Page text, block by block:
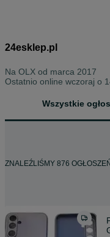
24esklep.pl
Na OLX od marca 2017
Ostatnio online wczoraj o
Wszystkie
ZNALEŹLIŚMY 876